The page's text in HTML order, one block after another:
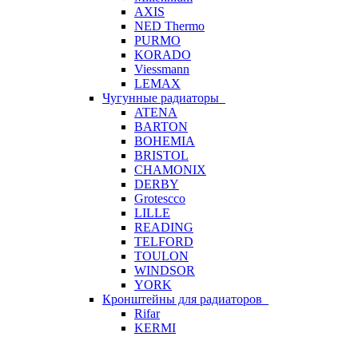
AXIS
NED Thermo
PURMO
KORADO
Viessmann
LEMAX
Чугунные радиаторы
ATENA
BARTON
BOHEMIA
BRISTOL
CHAMONIX
DERBY
Grotescco
LILLE
READING
TELFORD
TOULON
WINDSOR
YORK
Кронштейны для радиаторов
Rifar
KERMI